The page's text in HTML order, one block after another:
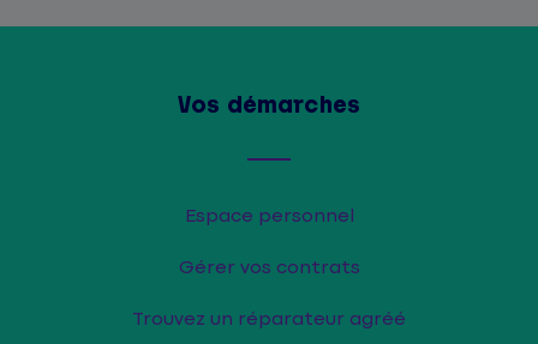
Vos démarches
Espace personnel
Gérer vos contrats
Trouvez un réparateur agréé